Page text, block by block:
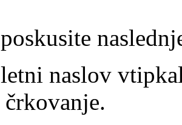
naslov